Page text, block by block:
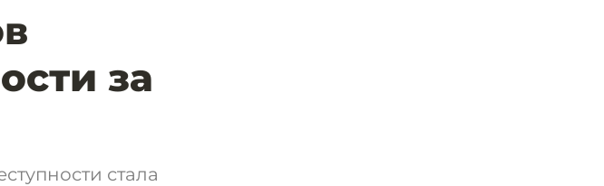
за
стала